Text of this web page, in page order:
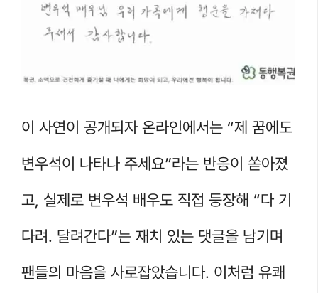
이 사연이 공개되자 온라인에서는 “제 꿈에도
변우석이 나타나 주세요”라는 반응이 쏟아졌
고, 실제로 변우석 배우도 직접 등장해 “다 기
다려. 달려간다”는 재치 있는 댓글을 남기며
팬들의 마음을 사로잡았습니다. 이처럼 유쾌